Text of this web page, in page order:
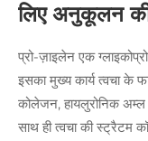
लिए अनुकूलन
प्रो-ज़ाइलेन एक
इसका मुख्य कार्य त्वचा के
कोलेजन, हायलुरोनिक
साथ ही त्वचा की स्ट्रैटम